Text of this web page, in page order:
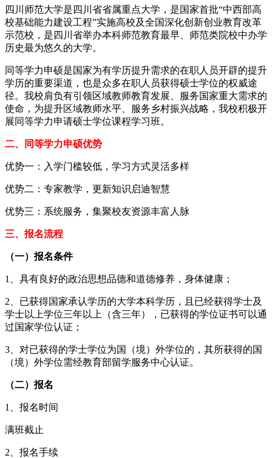
四川师范大学是四川省省属重点大学，是国家首批“中西部高
校基础能力建设工程”实施高校及全国深化创新创业教育改革
示范校，是四川省举办本科师范教育最早、师范类院校中办学
历史最为悠久的大学。
同等学力申硕是国家为有学历提升需求的在职人员开辟的提升
学历的重要渠道，也是众多在职人员获得硕士学位的权威途
径。我校肩负有引领区域教师教育发展、服务国家重大需求的
使命，为提升区域教师水平、服务乡村振兴战略，我校积极开
展同等学力申请硕士学位课程学习班。
二、同等学力申硕优势
优势一：入学门槛较低，学习方式灵活多样
优势二：专家教学，更新知识启迪智慧
优势三：系统服务，集聚校友资源丰富人脉
三、报名流程
（一）报名条件
1、具有良好的政治思想品德和道德修养，身体健康；
2、已获得国家承认学历的大学本科学历，且已经获得学士及
学士以上学位三年以上（含三年），已获得的学位证书可以通
过国家学位认证；
3、对已获得的学士学位为国（境）外学位的，其所获得的国
（境）外学位需经教育部留学服务中心认证。
（二）报名
1、报名时间
满班截止
2、报名手续